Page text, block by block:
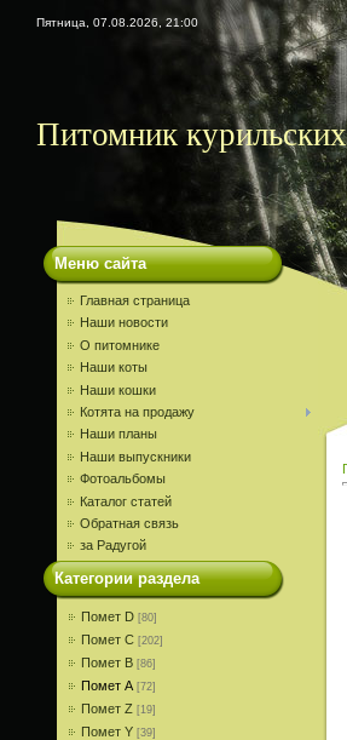
Пятница, 07.08.2026, 21:00
Питомник
Меню сайта
Главная страница
Наши новости
О питомнике
Наши коты
Наши кошки
Котята на продажу
Наши планы
Наши выпускники
Фотоальбомы
Каталог статей
Обратная связь
за Радугой
Категории раздела
Помет D [80]
Помет С [202]
Помет В [86]
Помет A [72]
Помет Z [19]
Помет Y [39]